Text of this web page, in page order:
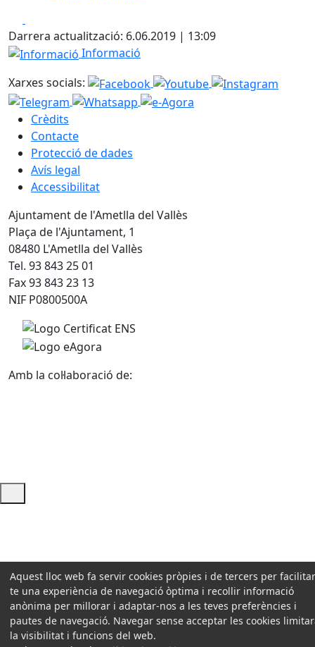
Darrera actualització: 6.06.2019 | 13:09
Informació
Informació
Xarxes socials:
Crèdits
Contacte
Protecció de dades
Avís legal
Accessibilitat
Ajuntament de l'Ametlla del Vallès
Plaça de l'Ajuntament, 1
08480 L'Ametlla del Vallès
Tel. 93 843 25 01
Fax 93 843 23 13
NIF P0800500A
Amb la col·laboració de:
Aquest lloc web fa servir cookies pròpies i de tercers per
te una experiència de navegació òptima i recollir informació
anònima per millorar i adaptar-nos a les teves preferències i
pautes de navegació. Navegar sense acceptar les cookies
la visibilitat i funcions del web.